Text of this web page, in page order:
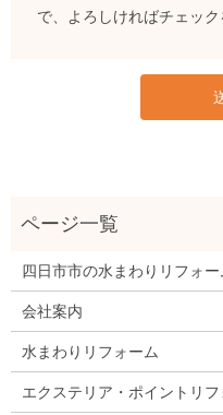
で、よろしければチェック
四日市市の水まわりリフォ
会社案内
水まわりリフォーム
エクステリア・ポイントリフ